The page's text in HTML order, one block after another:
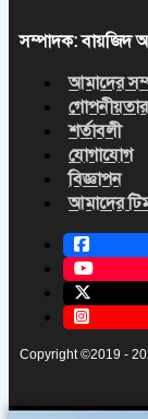
সম্পাদক: বায়জিদ
আমাদের
শর্তাবলী
যোগাযোগ
বিজ্ঞাপন
আমাদের
Copyright ©2019 -